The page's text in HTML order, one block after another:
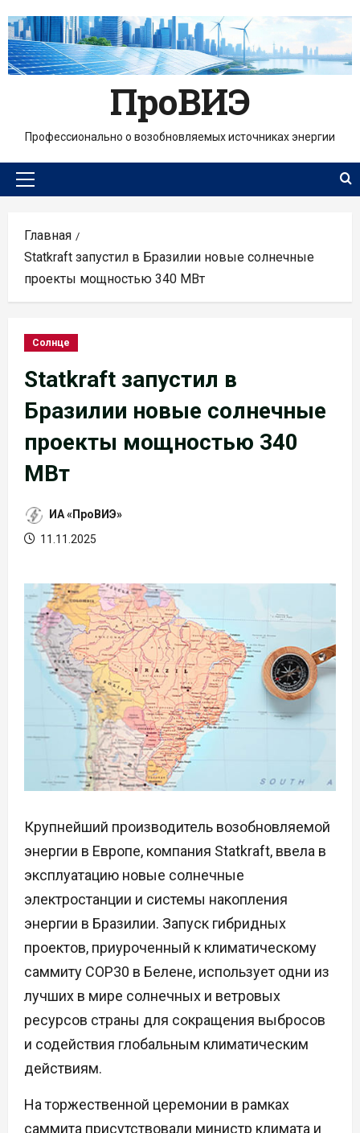
содержимому
ПроВИЭ
Профессионально о возобновляемых источниках энергии
Основное
Главная
Statkraft запустил в Бразилии новые солнечные
проекты мощностью 340 МВт
Солнце
Statkraft запустил в
Бразилии новые солнечные
проекты мощностью 340
МВт
ИА «ПроВИЭ»
11.11.2025
Крупнейший производитель возобновляемой
энергии в Европе, компания Statkraft, ввела в
эксплуатацию новые солнечные
электростанции и системы накопления
энергии в Бразилии. Запуск гибридных
проектов, приуроченный к климатическому
саммиту COP30 в Белене, использует одни из
лучших в мире солнечных и ветровых
ресурсов страны для сокращения выбросов
и содействия глобальным климатическим
действиям.
На торжественной церемонии в рамках
саммита присутствовали министр климата и